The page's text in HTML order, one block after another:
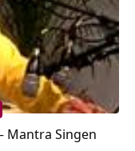
Mantra Singen